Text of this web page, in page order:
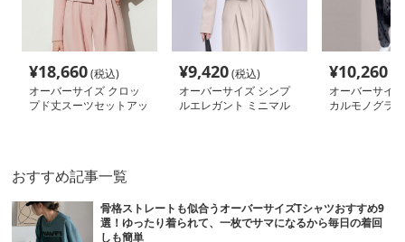
¥18,660(税込)
オーバーサイズ クロッ
プド丈スーツセットアッ
¥9,420(税込)
オーバーサイズ シンプ
ルエレガント ミニマル
¥10,260
オーバーサイ
カルモノグラ
おすすめ記事一覧
骨格ストレートも似合うオーバーサイズTシャツおすすめ9
選！ゆったり着られて、一枚でサマになるから毎日の着回
しも簡単